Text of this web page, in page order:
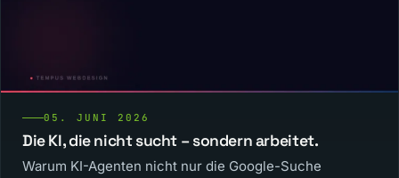
05. JUNI 2026
Die KI, die nicht sucht – sondern arbeitet.
Warum KI-Agenten nicht nur die Google-Suche